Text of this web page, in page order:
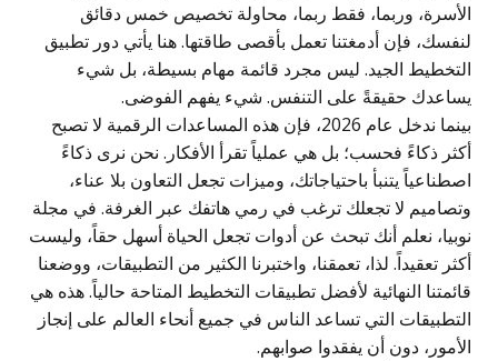
الأسرة، وربما، فقط ربما، محاولة تخصيص خمس دقائق
لنفسك، فإن أدمغتنا تعمل بأقصى طاقتها. هنا يأتي دور تطبيق
التخطيط الجيد. ليس مجرد قائمة مهام بسيطة، بل شيء
يساعدك حقيقةً على التنفس. شيء يفهم الفوضى.
بينما ندخل عام 2026، فإن هذه المساعدات الرقمية لا تصبح
أكثر ذكاءً فحسب؛ بل هي عملياً تقرأ الأفكار. نحن نرى ذكاءً
اصطناعياً يتنبأ باحتياجاتك، وميزات تجعل التعاون بلا عناء،
وتصاميم لا تجعلك ترغب في رمي هاتفك عبر الغرفة. في مجلة
نوبيا، نعلم أنك تبحث عن أدوات تجعل الحياة أسهل حقاً، وليست
أكثر تعقيداً. لذا، تعمقنا، واختبرنا الكثير من التطبيقات، ووضعنا
قائمتنا النهائية لأفضل تطبيقات التخطيط المتاحة حالياً. هذه هي
التطبيقات التي تساعد الناس في جميع أنحاء العالم على إنجاز
الأمور، دون أن يفقدوا صوابهم.